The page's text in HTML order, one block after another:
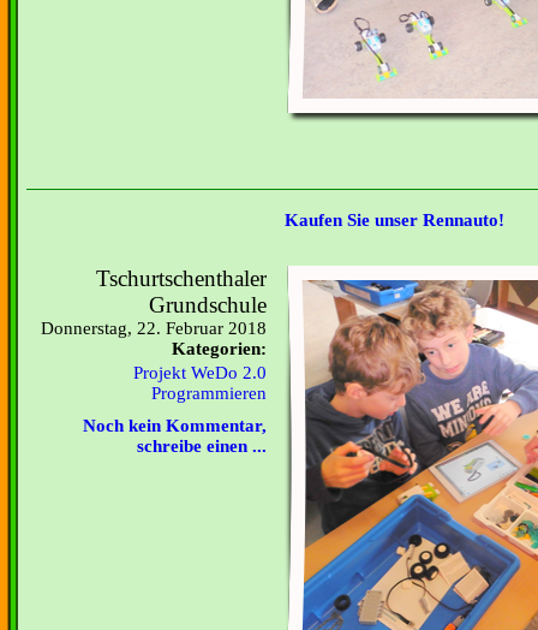
Kaufen Sie unser Rennauto!
Tschurtschenthaler
Grundschule
Donnerstag, 22. Februar 2018
Kategorien:
Projekt WeDo 2.0
Programmieren
Noch kein Kommentar,
schreibe einen ...